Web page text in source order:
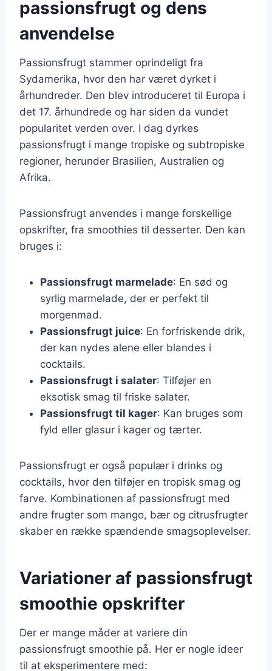
passionsfrugt og dens
anvendelse
Passionsfrugt stammer oprindeligt fra
Sydamerika, hvor den har været dyrket i
århundreder. Den blev introduceret til Europa i
det 17. århundrede og har siden da vundet
popularitet verden over. I dag dyrkes
passionsfrugt i mange tropiske og subtropiske
regioner, herunder Brasilien, Australien og
Afrika.
Passionsfrugt anvendes i mange forskellige
opskrifter, fra smoothies til desserter. Den kan
bruges i:
Passionsfrugt marmelade: En sød og
syrlig marmelade, der er perfekt til
morgenmad.
Passionsfrugt juice: En forfriskende drik,
der kan nydes alene eller blandes i
cocktails.
Passionsfrugt i salater: Tilføjer en
eksotisk smag til friske salater.
Passionsfrugt til kager: Kan bruges som
fyld eller glasur i kager og tærter.
Passionsfrugt er også populær i drinks og
cocktails, hvor den tilføjer en tropisk smag og
farve. Kombinationen af passionsfrugt med
andre frugter som mango, bær og citrusfrugter
skaber en række spændende smagsoplevelser.
Variationer af passionsfrugt
smoothie opskrifter
Der er mange måder at variere din
passionsfrugt smoothie på. Her er nogle ideer
til at eksperimentere med: